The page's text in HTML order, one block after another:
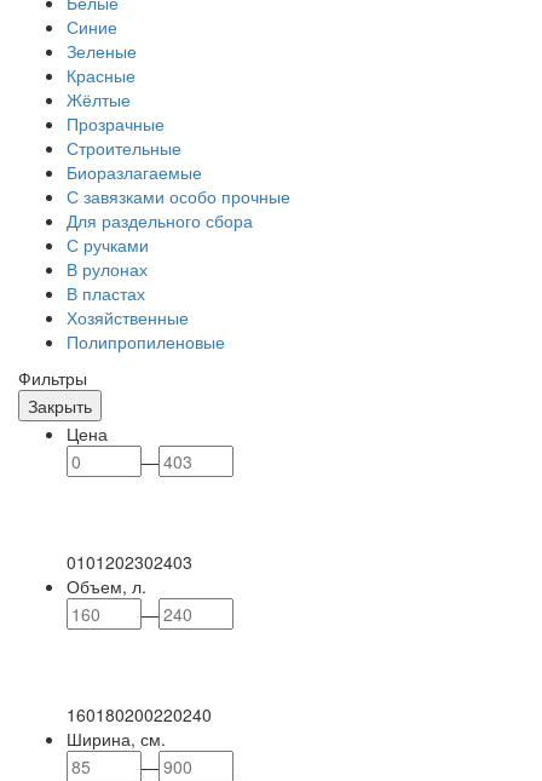
Синие
Зеленые
Красные
Жёлтые
Прозрачные
Строительные
Биоразлагаемые
С завязками особо прочные
Для раздельного сбора
С ручками
В рулонах
В пластах
Хозяйственные
Полипропиленовые
Фильтры
Закрыть
Цена
—
0101202302403
Объем, л.
—
160180200220240
Ширина, см.
—